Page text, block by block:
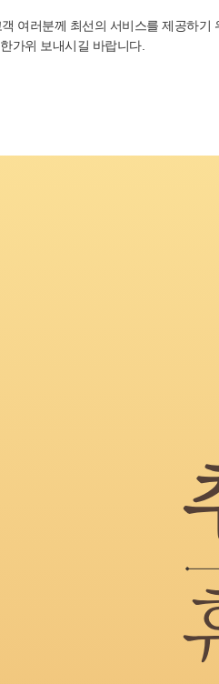
여러분께 최선의 서비스를 제공하기
가위 보내시길 바랍니다.